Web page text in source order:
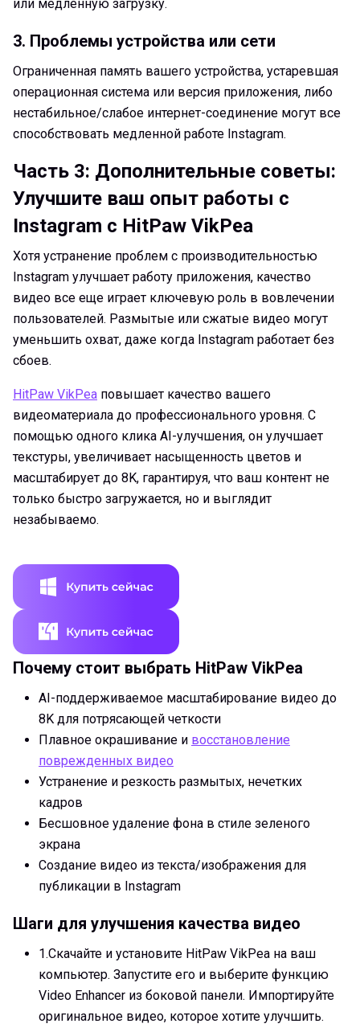
или медленную загрузку.
3. Проблемы устройства или сети
Ограниченная память вашего устройства, устаревшая
операционная система или версия приложения, либо
нестабильное/слабое интернет-соединение могут все
способствовать медленной работе Instagram.
Часть 3: Дополнительные советы:
Улучшите ваш опыт работы с
Instagram с HitPaw VikPea
Хотя устранение проблем с производительностью
Instagram улучшает работу приложения, качество
видео все еще играет ключевую роль в вовлечении
пользователей. Размытые или сжатые видео могут
уменьшить охват, даже когда Instagram работает без
сбоев.
HitPaw VikPea повышает качество вашего
видеоматериала до профессионального уровня. С
помощью одного клика AI-улучшения, он улучшает
текстуры, увеличивает насыщенность цветов и
масштабирует до 8K, гарантируя, что ваш контент не
только быстро загружается, но и выглядит
незабываемо.
Почему стоит выбрать HitPaw VikPea
AI-поддерживаемое масштабирование видео до
8K для потрясающей четкости
Плавное окрашивание и восстановление
поврежденных видео
Устранение и резкость размытых, нечетких
кадров
Бесшовное удаление фона в стиле зеленого
экрана
Создание видео из текста/изображения для
публикации в Instagram
Шаги для улучшения качества видео
1.Скачайте и установите HitPaw VikPea на ваш
компьютер. Запустите его и выберите функцию
Video Enhancer из боковой панели. Импортируйте
оригинальное видео, которое хотите улучшить.